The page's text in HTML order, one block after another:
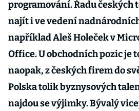
programování. Řadu českých
najít i ve vedení
například Aleš Holeček v
Office. U obchodních pozic je
naopak, z českých firem do
Polska tolik byznysových
najdou se výjimky. Bývalý